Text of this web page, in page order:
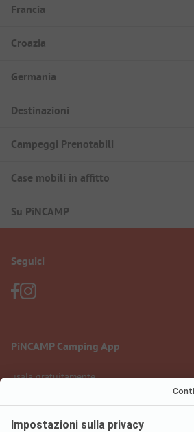
Francia
Croazia
Germania
Destinazioni
Campeggi Prenotabili
Case mobili in affitto
Su PiNCAMP
Seguici
PiNCAMP Camping App
usala gratuitamente